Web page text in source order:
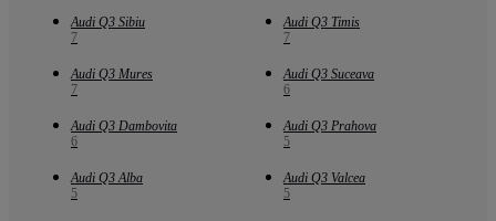
Audi Q3 Sibiu
7
Audi Q3 Timis
7
Audi Q3 Mures
7
Audi Q3 Suceava
6
Audi Q3 Dambovita
6
Audi Q3 Prahova
5
Audi Q3 Alba
5
Audi Q3 Valcea
5